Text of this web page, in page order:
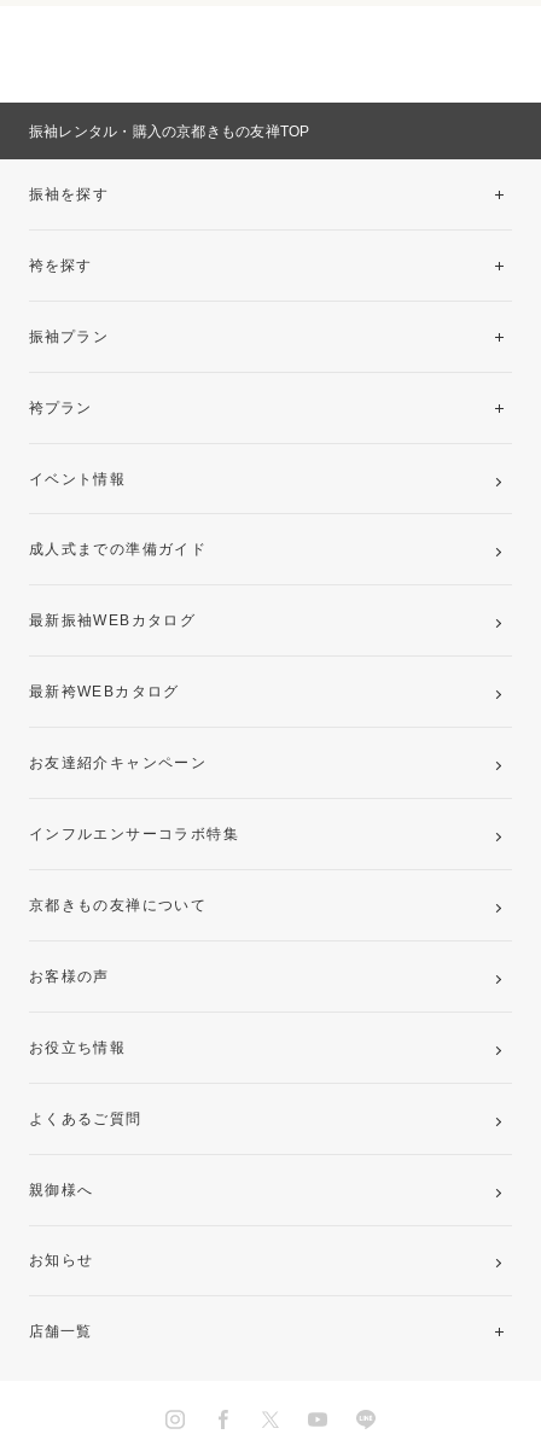
振袖レンタル・購入の京都きもの友禅TOP
振袖を探す
袴を探す
振袖プラン
レンタルプラン
袴プラン
卒業袴レンタルプラン
イベント情報
成人式までの準備ガイド
最新振袖WEBカタログ
最新袴WEBカタログ
お友達紹介キャンペーン
インフルエンサーコラボ特集
京都きもの友禅について
お客様の声
お役立ち情報
よくあるご質問
親御様へ
お知らせ
店舗一覧